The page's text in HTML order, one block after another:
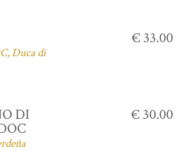
Duca di
€ 33.00
DI € 30.00